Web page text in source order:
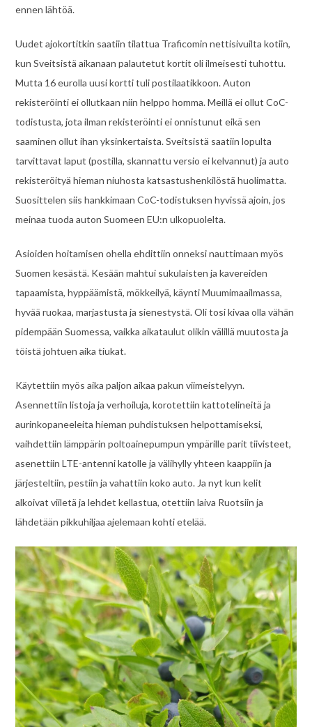
ennen lähtöä.
Uudet ajokortitkin saatiin tilattua Traficomin nettisivuilta kotiin,
kun Sveitsistä aikanaan palautetut kortit oli ilmeisesti tuhottu.
Mutta 16 eurolla uusi kortti tuli postilaatikkoon. Auton
rekisteröinti ei ollutkaan niin helppo homma. Meillä ei ollut CoC-
todistusta, jota ilman rekisteröinti ei onnistunut eikä sen
saaminen ollut ihan yksinkertaista. Sveitsistä saatiin lopulta
tarvittavat laput (postilla, skannattu versio ei kelvannut) ja auto
rekisteröityä hieman niuhosta katsastushenkilöstä huolimatta.
Suosittelen siis hankkimaan CoC-todistuksen hyvissä ajoin, jos
meinaa tuoda auton Suomeen EU:n ulkopuolelta.
Asioiden hoitamisen ohella ehdittiin onneksi nauttimaan myös
Suomen kesästä. Kesään mahtui sukulaisten ja kavereiden
tapaamista, hyppäämistä, mökkeilyä, käynti Muumimaailmassa,
hyvää ruokaa, marjastusta ja sienestystä. Oli tosi kivaa olla vähän
pidempään Suomessa, vaikka aikataulut olikin välillä muutosta ja
töistä johtuen aika tiukat.
Käytettiin myös aika paljon aikaa pakun viimeistelyyn.
Asennettiin listoja ja verhoiluja, korotettiin kattotelineitä ja
aurinkopaneeleita hieman puhdistuksen helpottamiseksi,
vaihdettiin lämppärin poltoainepumpun ympärille parit tiivisteet,
asenettiin LTE-antenni katolle ja välihylly yhteen kaappiin ja
järjesteltiin, pestiin ja vahattiin koko auto. Ja nyt kun kelit
alkoivat viiletä ja lehdet kellastua, otettiin laiva Ruotsiin ja
lähdetään pikkuhiljaa ajelemaan kohti etelää.